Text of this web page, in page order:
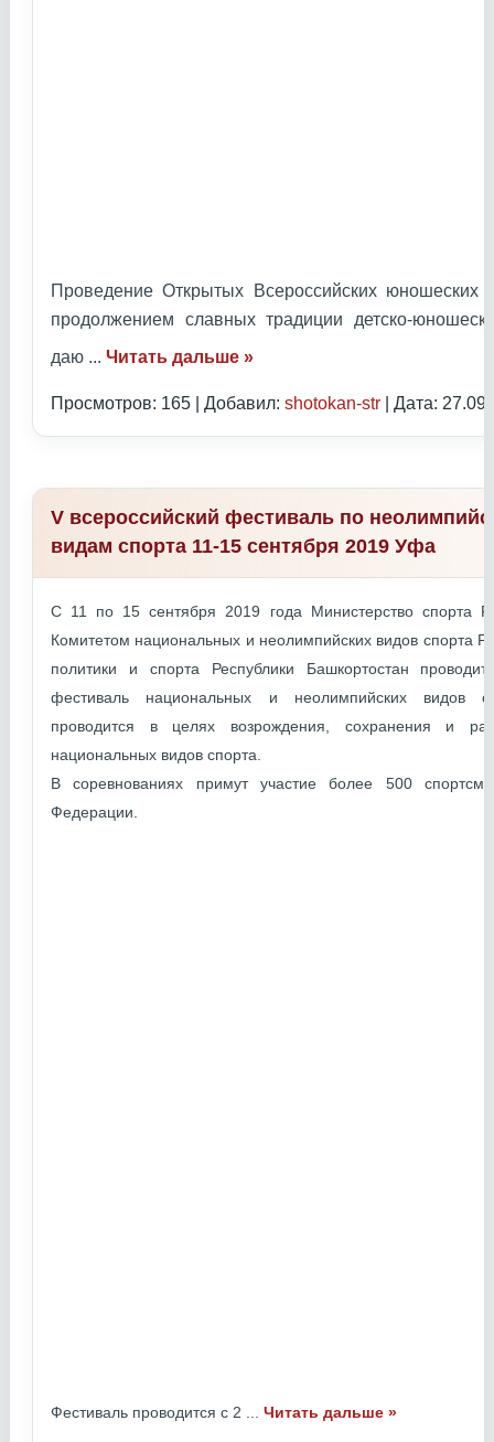
Проведение Открытых Всероссийских юношеских
продолжением славных традиции детско-
даю ... Читать дальше »
Просмотров: 165 | Добавил: shotokan-str | Дата:
V всероссийский фестиваль по
видам спорта 11-15 сентября 2019 Уфа
С 11 по 15 сентября 2019 года Министерство спорта
Комитетом национальных и неолимпийских видов спорта
политики и спорта Республики Башкортостан
фестиваль национальных и неолимпийских видов
проводится в целях возрождения, сохранения и
национальных видов спорта.
В соревнованиях примут участие более 500
Федерации.
Фестиваль проводится с 2 Читать дальше »